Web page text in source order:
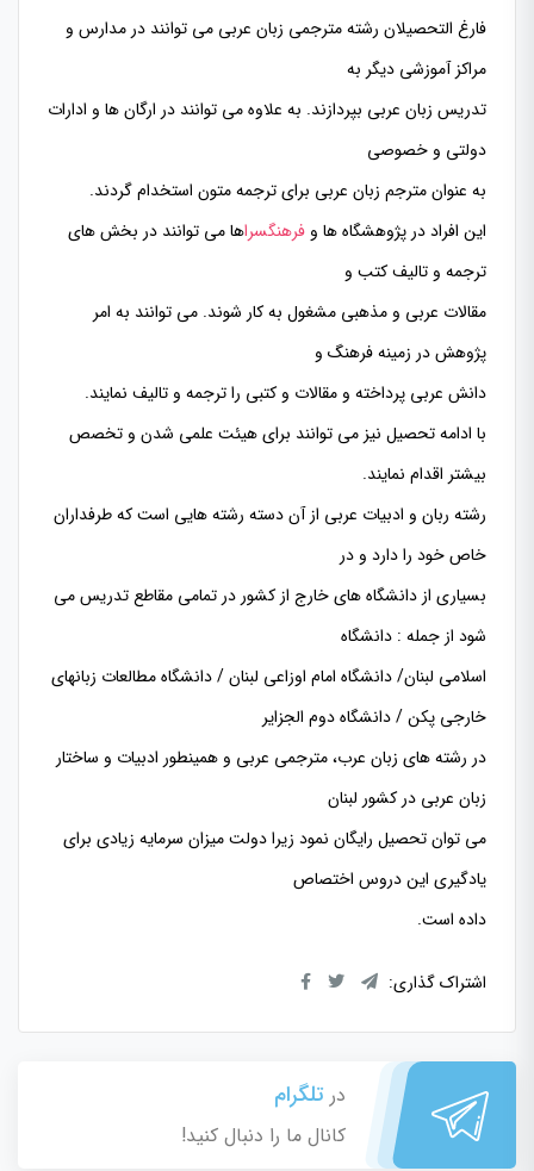
فارغ التحصیلان رشته مترجمی زبان عربی می توانند در مدارس و
مراکز آموزشی دیگر به
تدریس زبان عربی بپردازند. به علاوه می توانند در ارگان ها و ادارات
دولتی و خصوصی
به عنوان مترجم زبان عربی برای ترجمه متون استخدام گردند.
این افراد در پژوهشگاه ها و فرهنگسراها می توانند در بخش های
ترجمه و تالیف کتب و
مقالات عربی و مذهبی مشغول به کار شوند. می توانند به امر
پژوهش در زمینه فرهنگ و
دانش عربی پرداخته و مقالات و کتبی را ترجمه و تالیف نمایند.
با ادامه تحصیل نیز می توانند برای هیئت علمی شدن و تخصص
بیشتر اقدام نمایند.
رشته ربان و ادبیات عربی از آن دسته رشته هایی است که طرفداران
خاص خود را دارد و در
بسیاری از دانشگاه های خارج از کشور در تمامی مقاطع تدریس می
شود از جمله : دانشگاه
اسلامی لبنان/ دانشگاه امام اوزاعی لبنان / دانشگاه مطالعات زبانهای
خارجی پکن / دانشگاه دوم الجزایر
در رشته های زبان عرب، مترجمی عربی و همینطور ادبیات و ساختار
زبان عربی در کشور لبنان
می توان تحصیل رایگان نمود زیرا دولت میزان سرمایه زیادی برای
یادگیری این دروس اختصاص
داده است.
اشتراک گذاری:
در تلگرام
کانال ما را دنبال کنید!